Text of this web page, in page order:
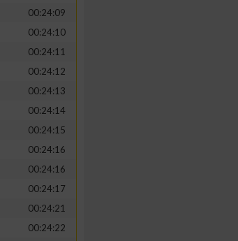
00:24:09
00:24:10
00:24:11
00:24:12
00:24:13
00:24:14
00:24:15
00:24:16
00:24:16
00:24:17
00:24:21
00:24:22